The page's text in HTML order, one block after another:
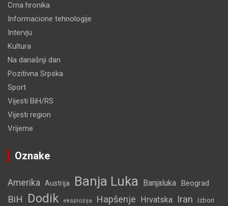
Crna hronika
Informacione tehnologije
Intervju
Kultura
Na današnji dan
Pozitivna Srpska
Sport
Vijesti BiH/RS
Vijesti region
Vrijeme
Oznake
Amerika Austrija Banja Luka Banjaluka Beograd
BiH Dodik eksplozija Hapšenje Hrvatska Iran Izbori